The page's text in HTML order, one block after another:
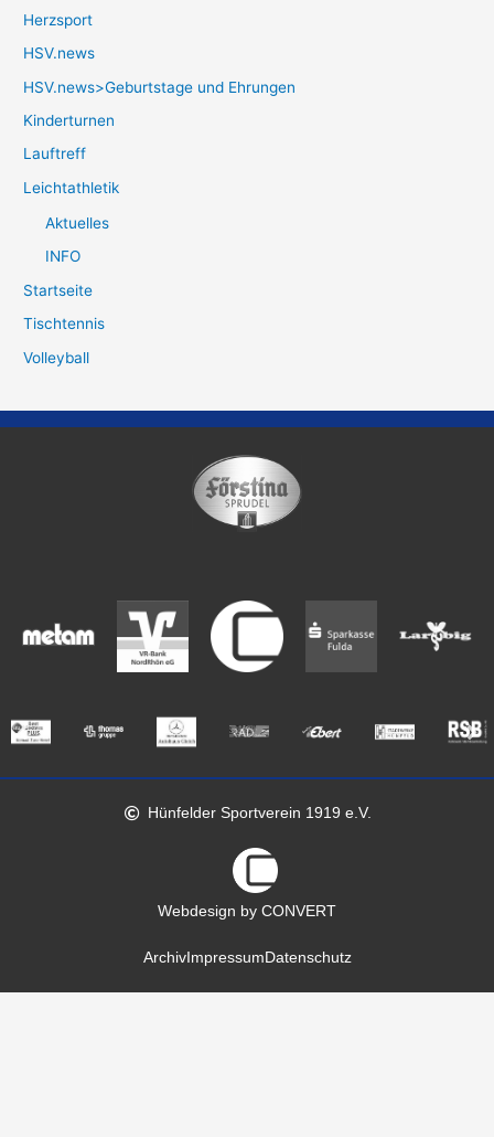
Herzsport
HSV.news
HSV.news>Geburtstage und Ehrungen
Kinderturnen
Lauftreff
Leichtathletik
Aktuelles
INFO
Startseite
Tischtennis
Volleyball
Hünfelder Sportverein 1919 e.V.
Webdesign by CONVERT
ArchivImpressum Datenschutz